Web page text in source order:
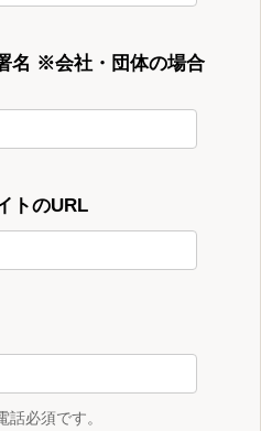
名 ※会社・団体の場合
トのURL
必須です。